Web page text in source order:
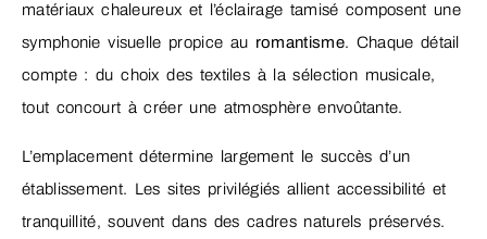
matériaux chaleureux et l’éclairage tamisé composent une
symphonie visuelle propice au romantisme. Chaque détail
compte : du choix des textiles à la sélection musicale,
tout concourt à créer une atmosphère envoûtante.
L’emplacement détermine largement le succès d’un
établissement. Les sites privilégiés allient accessibilité et
tranquillité, souvent dans des cadres naturels préservés.